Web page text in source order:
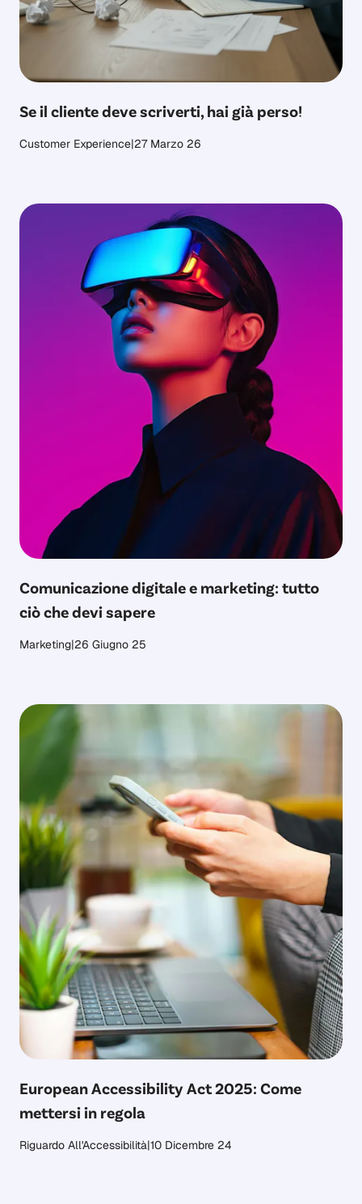
Se il cliente deve scriverti, hai già perso!
Customer Experience|27 Marzo 26
Comunicazione digitale e marketing: tutto
ciò che devi sapere
Marketing|26 Giugno 25
European Accessibility Act 2025: Come
mettersi in regola
Riguardo All'Accessibilità|10 Dicembre 24